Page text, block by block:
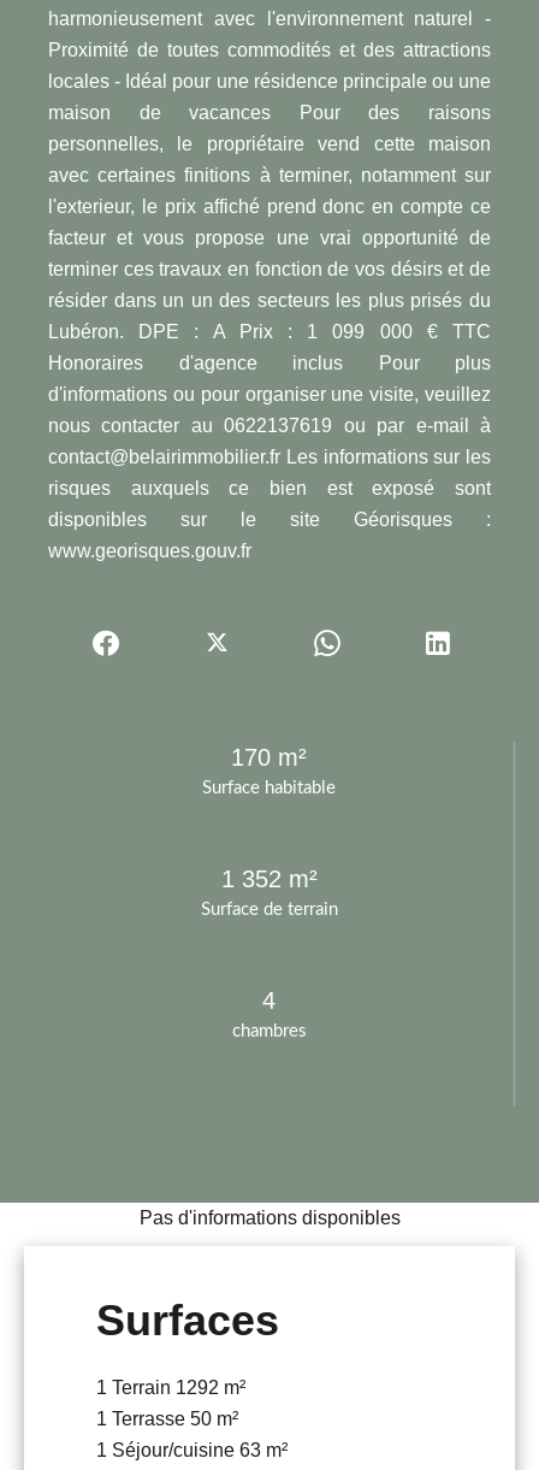
Surface habitable
170 m²
Surface de terrain
1 352 m²
chambres
4
harmonieusement avec l'environnement naturel -
Proximité de toutes commodités et des attractions
locales - Idéal pour une résidence principale ou une
maison de vacances Pour des raisons
personnelles, le propriétaire vend cette maison
avec certaines finitions à terminer, notamment sur
l'exterieur, le prix affiché prend donc en compte ce
facteur et vous propose une vrai opportunité de
terminer ces travaux en fonction de vos désirs et de
résider dans un un des secteurs les plus prisés du
Lubéron. DPE : A Prix : 1 099 000 € TTC
Honoraires d'agence inclus Pour plus
d'informations ou pour organiser une visite, veuillez
nous contacter au 0622137619 ou par e-mail à
contact@belairimmobilier.fr Les informations sur les
risques auxquels ce bien est exposé sont
disponibles sur le site Géorisques :
www.georisques.gouv.fr
Pas d'informations disponibles
Surfaces
1 Terrain 1292 m²
1 Terrasse 50 m²
1 Séjour/cuisine 63 m²